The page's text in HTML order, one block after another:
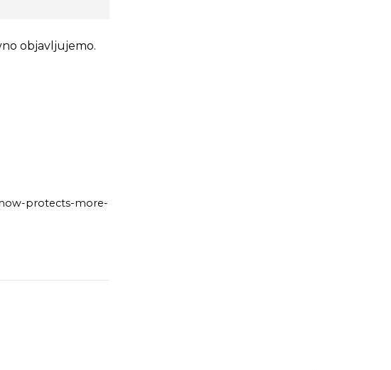
objavljujemo.
now-protects-more-